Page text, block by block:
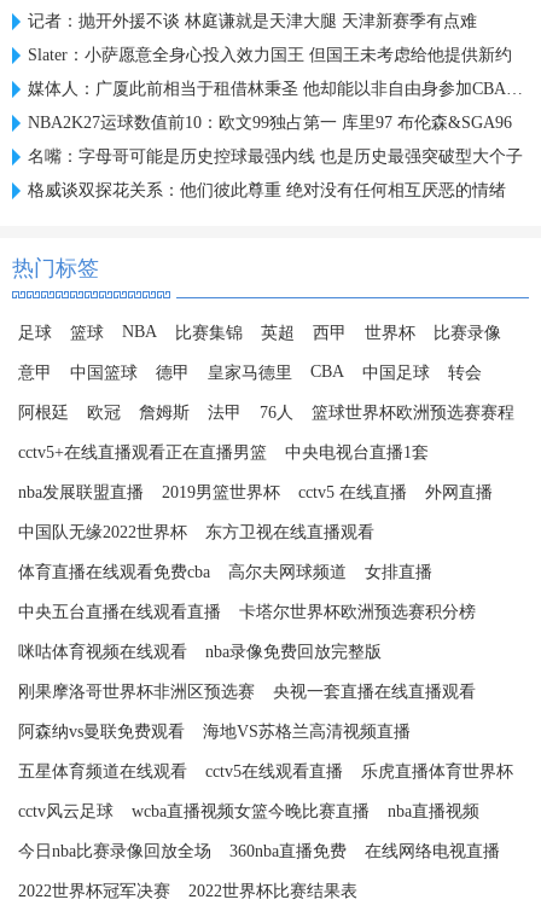
记者：抛开外援不谈 林庭谦就是天津大腿 天津新赛季有点难
Slater：小萨愿意全身心投入效力国王 但国王未考虑给他提供新约
媒体人：广厦此前相当于租借林秉圣 他却能以非自由身参加CBA选秀
NBA2K27运球数值前10：欧文99独占第一 库里97 布伦森&SGA96
名嘴：字母哥可能是历史控球最强内线 也是历史最强突破型大个子
格威谈双探花关系：他们彼此尊重 绝对没有任何相互厌恶的情绪
热门标签
足球 篮球 NBA 比赛集锦 英超 西甲 世界杯 比赛录像
意甲 中国篮球 德甲 皇家马德里 CBA 中国足球 转会
阿根廷 欧冠 詹姆斯 法甲 76人 篮球世界杯欧洲预选赛赛程
cctv5+在线直播观看正在直播男篮 中央电视台直播1套
nba发展联盟直播 2019男篮世界杯 cctv5 在线直播 外网直播
中国队无缘2022世界杯 东方卫视在线直播观看
体育直播在线观看免费cba 高尔夫网球频道 女排直播
中央五台直播在线观看直播 卡塔尔世界杯欧洲预选赛积分榜
咪咕体育视频在线观看 nba录像免费回放完整版
刚果摩洛哥世界杯非洲区预选赛 央视一套直播在线直播观看
阿森纳vs曼联免费观看 海地VS苏格兰高清视频直播
五星体育频道在线观看 cctv5在线观看直播 乐虎直播体育世界杯
cctv风云足球 wcba直播视频女篮今晚比赛直播 nba直播视频
今日nba比赛录像回放全场 360nba直播免费 在线网络电视直播
2022世界杯冠军决赛 2022世界杯比赛结果表